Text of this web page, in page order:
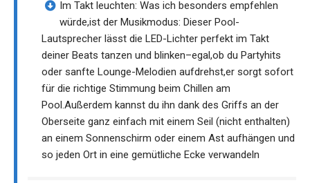
Im Takt leuchten: Was ich besonders empfehlen
würde,ist der Musikmodus: Dieser Pool-
Lautsprecher lässt die LED-Lichter perfekt im Takt
deiner Beats tanzen und blinken–egal,ob du Partyhits
oder sanfte Lounge-Melodien aufdrehst,er sorgt sofort
für die richtige Stimmung beim Chillen am
Pool.Außerdem kannst du ihn dank des Griffs an der
Oberseite ganz einfach mit einem Seil (nicht enthalten)
an einem Sonnenschirm oder einem Ast aufhängen und
so jeden Ort in eine gemütliche Ecke verwandeln